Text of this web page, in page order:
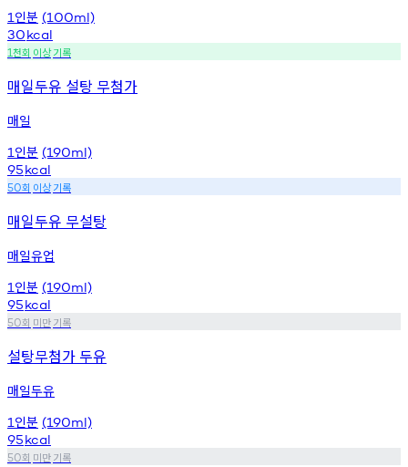
1 인분 (100ml)
30kcal
1천회 이상기록
매일두유 설탕 무첨가
매일
1 인분 (190ml)
95kcal
50회 이상기록
매일두유 무설탕
매일유업
1 인분 (190ml)
95kcal
50회 미만기록
설탕무첨가 두유
매일두유
1 인분 (190ml)
95kcal
50회 미만기록